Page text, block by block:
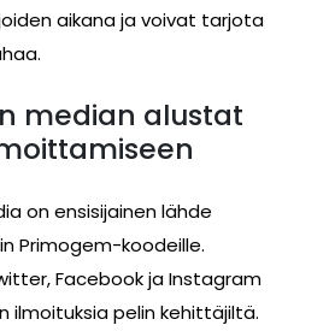
aikana ja voivat tarjota
median alustat
on ensisijainen lähde
Primogem-koodeille.
Facebook ja Instagram
ilmoituksia pelin kehittäjiltä.